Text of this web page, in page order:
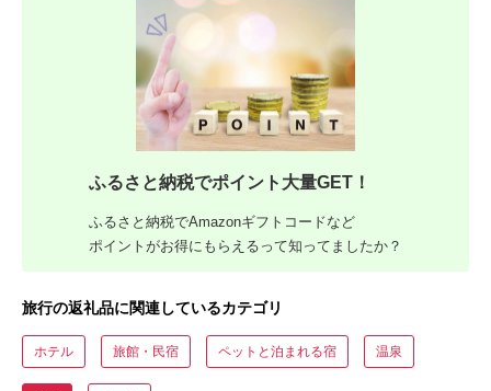
ふるさと納税でポイント大量GET！
ふるさと納税でAmazonギフトコードなど
ポイントがお得にもらえるって知ってましたか？
旅行の返礼品に関連しているカテゴリ
ホテル 旅館・民宿 ペットと泊まれる宿 温泉